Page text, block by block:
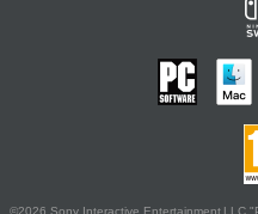
©2026 Sony Interactive Entertainment